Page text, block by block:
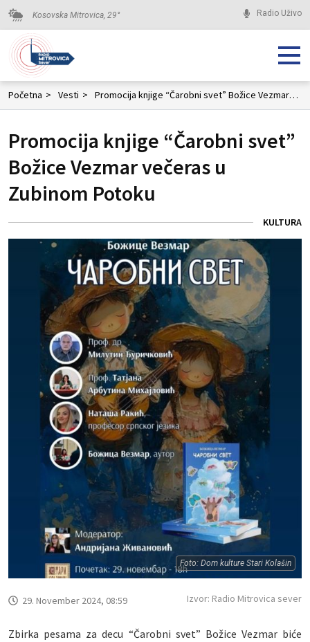
Kosovska Mitrovica, 29° Radio Uživo
Početna > Vesti > Promocija knjige “Čarobni svet” Božice Vezmar večeras u Zubinom Potoku
Promocija knjige “Čarobni svet”
Božice Vezmar večeras u
Zubinom Potoku
KULTURA
Foto: Dom kulture Stari Kolašin
29. November 2024, 08:59 Izvor: Radio Mitrovica sever
Zbirka pesama za decu “Čarobni svet” Božice Vezmar biće